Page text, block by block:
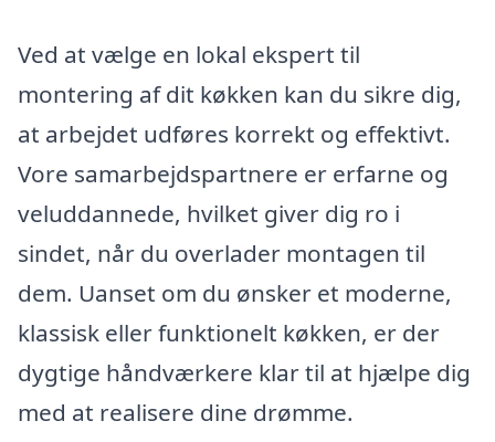
Ved at vælge en lokal ekspert til
montering af dit køkken kan du sikre dig,
at arbejdet udføres korrekt og effektivt.
Vore samarbejdspartnere er erfarne og
veluddannede, hvilket giver dig ro i
sindet, når du overlader montagen til
dem. Uanset om du ønsker et moderne,
klassisk eller funktionelt køkken, er der
dygtige håndværkere klar til at hjælpe dig
med at realisere dine drømme.